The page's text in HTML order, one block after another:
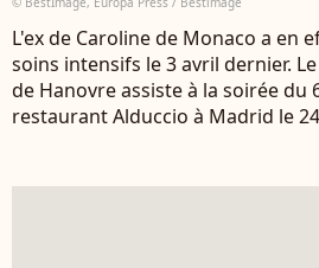
L'ex de Caroline de Monaco a en
soins intensifs le 3 avril dernier.
de Hanovre assiste à la soirée du
restaurant Alduccio à Madrid le